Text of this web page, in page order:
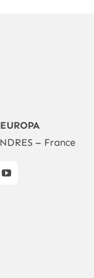
– France